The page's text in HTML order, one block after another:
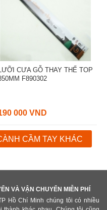
CƯA GỖ THAY THẾ TOP
F890302
000 VND
CẦM TAY KHÁC
VÀ VẬN CHUYỂN MIỄN PHÍ
Hồ Chí Minh chúng tôi có nhiều